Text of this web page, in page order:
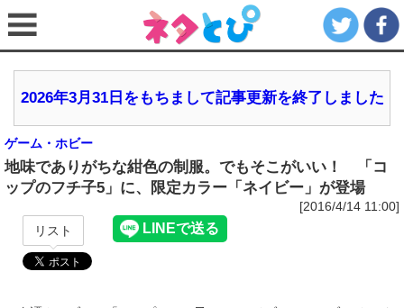
2026年3月31日をもちまして記事更新を終了しました
ゲーム・ホビー
地味でありがちな紺色の制服。でもそこがいい！ 「コ
ップのフチ子5」に、限定カラー「ネイビー」が登場
[2016/4/14 11:00]
リスト